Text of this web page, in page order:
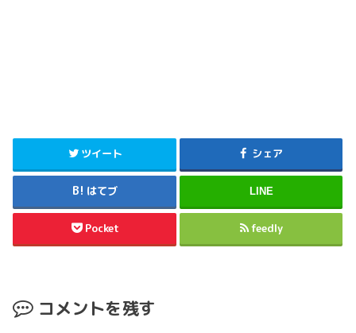
ツイート シェア
はてブ LINE
Pocket feedly
コメントを残す